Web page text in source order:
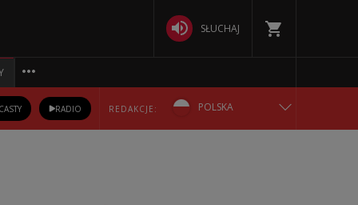
SŁUCHAJ
RADIO REDAKCJE: POLSKA